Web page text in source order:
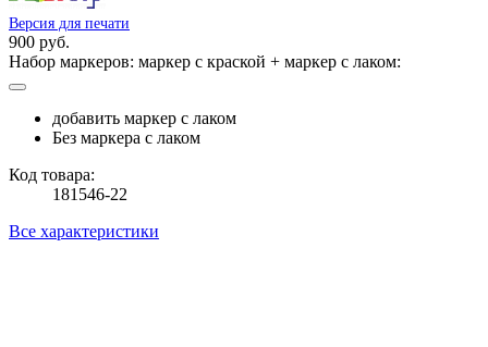
Версия для печати
900 руб.
Набор маркеров: маркер с краской + маркер с лаком:
добавить маркер с лаком
Без маркера с лаком
Код товара:
181546-22
Все характеристики